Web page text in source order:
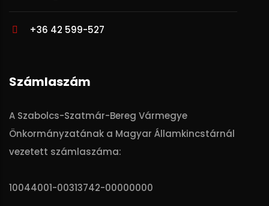
+36 42 599-527
Számlaszám
A Szabolcs-Szatmár-Bereg Vármegye
Önkormányzatának a Magyar Államkincstárnál
vezetett számlaszáma:
10044001-00313742-00000000